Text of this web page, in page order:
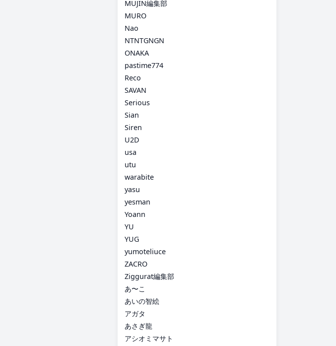
MUJIN編集部
MURO
Nao
NTNTGNGN
ONAKA
pastime774
Reco
SAVAN
Serious
Sian
Siren
U2D
usa
utu
warabite
yasu
yesman
Yoann
YU
YUG
yumoteliuce
ZACRO
Ziggurat編集部
あ〜こ
あいの智絵
アガタ
あさぎ龍
アシオミマサト